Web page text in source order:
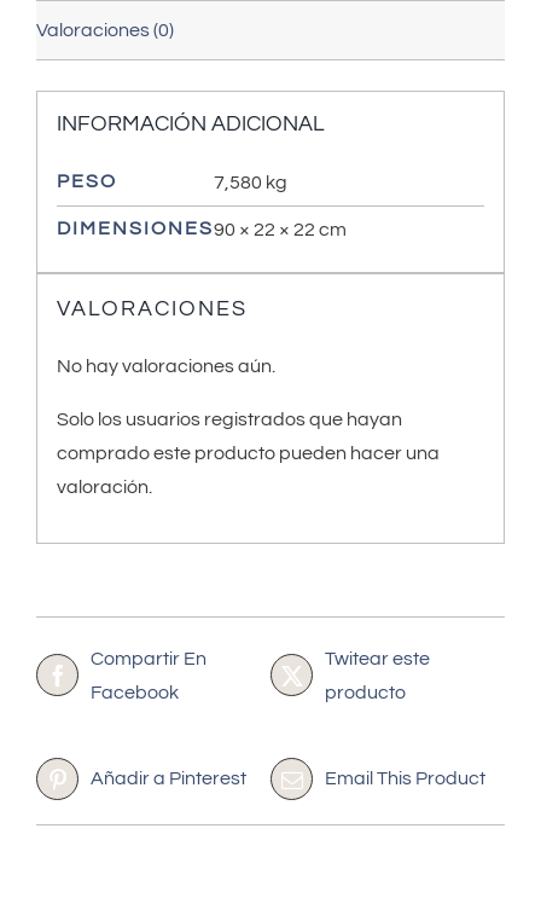
Valoraciones (0)
INFORMACIÓN ADICIONAL
PESO 7,580 kg
DIMENSIONES90 × 22 × 22 cm
VALORACIONES
No hay valoraciones aún.
Solo los usuarios registrados que hayan
comprado este producto pueden hacer una
valoración.
Compartir En
Facebook
Twitear este
producto
Añadir a Pinterest Email This Product